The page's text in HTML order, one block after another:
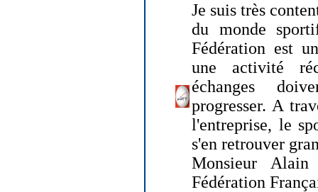
Je suis très
du monde
Fédération est
une activité
échanges
progresser. A
l'entreprise, le
s'en retrouver
Monsieur
Fédération